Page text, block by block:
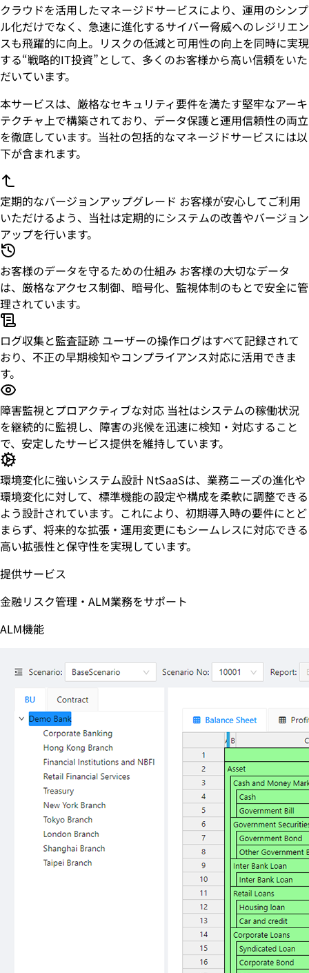
クラウドを活用したマネージドサービスにより、運用のシンプ
ル化だけでなく、急速に進化するサイバー脅威へのレジリエン
スも飛躍的に向上。リスクの低減と可用性の向上を同時に実現
する“戦略的IT投資”として、多くのお客様から高い信頼をいた
だいています。
本サービスは、厳格なセキュリティ要件を満たす堅牢なアーキ
テクチャ上で構築されており、データ保護と運用信頼性の両立
を徹底しています。当社の包括的なマネージドサービスには以
下が含まれます。
定期的なバージョンアップグレード お客様が安心してご利用
いただけるよう、当社は定期的にシステムの改善やバージョン
アップを行います。
お客様のデータを守るための仕組み お客様の大切なデータ
は、厳格なアクセス制御、暗号化、監視体制のもとで安全に管
理されています。
ログ収集と監査証跡 ユーザーの操作ログはすべて記録されて
おり、不正の早期検知やコンプライアンス対応に活用できま
す。
障害監視とプロアクティブな対応 当社はシステムの稼働状況
を継続的に監視し、障害の兆候を迅速に検知・対応すること
で、安定したサービス提供を維持しています。
環境変化に強いシステム設計 NtSaaSは、業務ニーズの進化や
環境変化に対して、標準機能の設定や構成を柔軟に調整できる
よう設計されています。これにより、初期導入時の要件にとど
まらず、将来的な拡張・運用変更にもシームレスに対応できる
高い拡張性と保守性を実現しています。
提供サービス
金融リスク管理・ALM業務をサポート
ALM機能